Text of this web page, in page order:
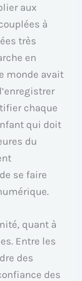
aux
à
très
en
monde avait
chaque
qui doit
du
se faire
quant à
Entre les
des
des